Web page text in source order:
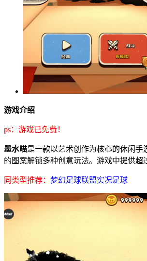
游戏介绍
ps：游戏已免费！
墨水喵是一款以艺术创作为核心的休闲
的图案解锁多种创意玩法。游戏中提供超
同类型推荐： 梦幻足球联盟实况足球